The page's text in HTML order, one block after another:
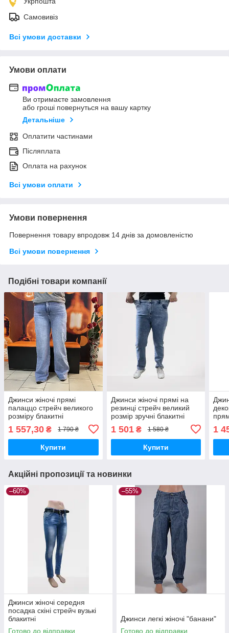
Самовивіз
Всі умови доставки
Умови оплати
Ви отримаєте замовлення
або гроші повернуться на вашу картку
Детальніше
Оплатити частинами
Післяплата
Оплата на рахунок
Всі умови оплати
Умови повернення
Повернення товару впродовж 14 днів за домовленістю
Всі умови повернення
Подібні товари компанії
Джинси жіночі прямі
палаццо стрейч великого
розміру блакитні
1 557,30 ₴ 1 790 ₴
Купити
Джинси жіночі прямі на
резинці стрейч великий
розмір зручні блакитні
1 501₴ 1 580 ₴
Купити
1
Акційні пропозиції та новинки
–60%
Джинси жіночі середня
посадка скіні стрейч вузькі
блакитні
Готово до відправки
–55%
Джинси легкі жіночі "банани"
Готово до відправки